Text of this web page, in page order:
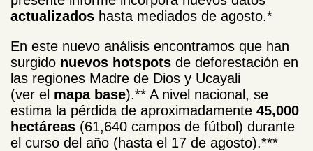
actualizados hasta mediados de agosto.*
En este nuevo análisis encontramos que han
surgido nuevos hotspots de deforestación en
las regiones Madre de Dios y Ucayali
(ver el mapa base).** A nivel nacional, se
estima la pérdida de aproximadamente 45,000
hectáreas (61,640 campos de fútbol) durante
el curso del año (hasta el 17 de agosto).***